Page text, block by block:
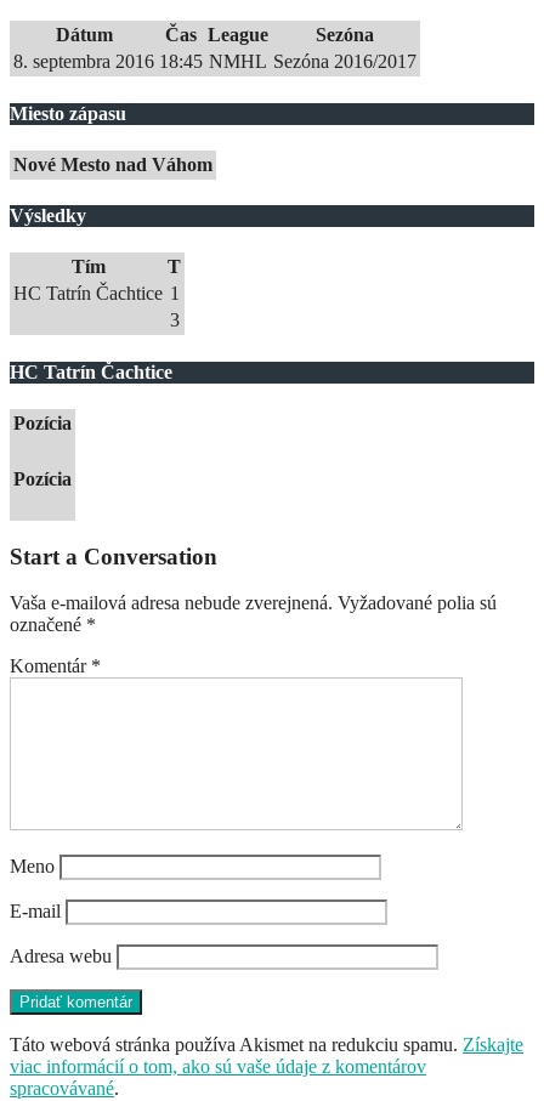
Dátum Čas League
Sezóna
8. septembra 2016 18:45 NMHL Sezóna 2016/2017
Miesto zápasu
Nové Mesto nad Váhom
Výsledky
Tím
T
HC Tatrín Čachtice 1
3
HC Tatrín Čachtice
Pozícia
Pozícia
Start a Conversation
Vaša e-mailová adresa nebude zverejnená. Vyžadované polia sú
označené *
Komentár *
Meno
E-mail
Adresa webu
Táto webová stránka používa Akismet na redukciu spamu. Získajte
viac informácií o tom, ako sú vaše údaje z komentárov
spracovávané.